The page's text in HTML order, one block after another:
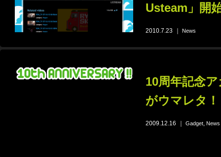
Usteam」開
2010.7.23 ｜ News
10周年記念
がウマレタ
2009.12.16 ｜ Gadget News